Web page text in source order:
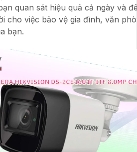
quan sát hiệu quả cả ngày và
cho việc bảo vệ gia đình, văn
bạn.